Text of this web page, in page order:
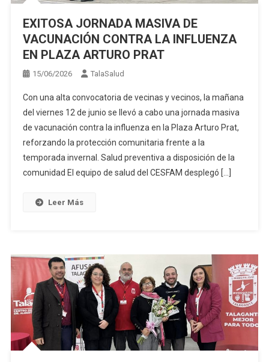
EXITOSA JORNADA MASIVA DE
VACUNACIÓN CONTRA LA INFLUENZA
EN PLAZA ARTURO PRAT
15/06/2026 TalaSalud
Con una alta convocatoria de vecinas y vecinos, la mañana
del viernes 12 de junio se llevó a cabo una jornada masiva
de vacunación contra la influenza en la Plaza Arturo Prat,
reforzando la protección comunitaria frente a la
temporada invernal. Salud preventiva a disposición de la
comunidad El equipo de salud del CESFAM desplegó […]
Leer Más